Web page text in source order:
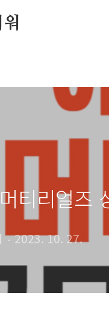
티리얼즈
2023. 10. 27.